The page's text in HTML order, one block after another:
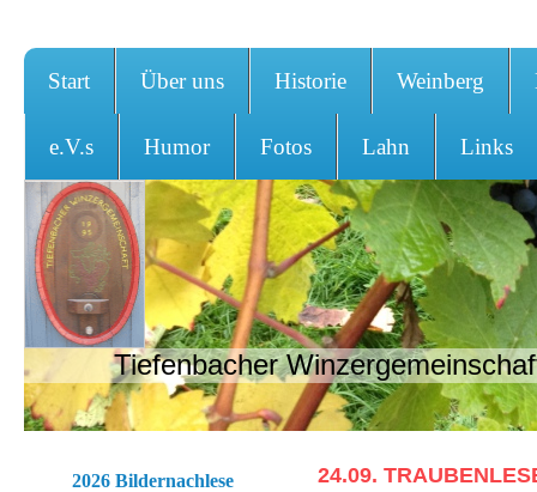
Start Über uns Historie Weinberg
e.V.s Humor Fotos Lahn Links
Tiefenbacher
2026 Bildernachlese
24.09.